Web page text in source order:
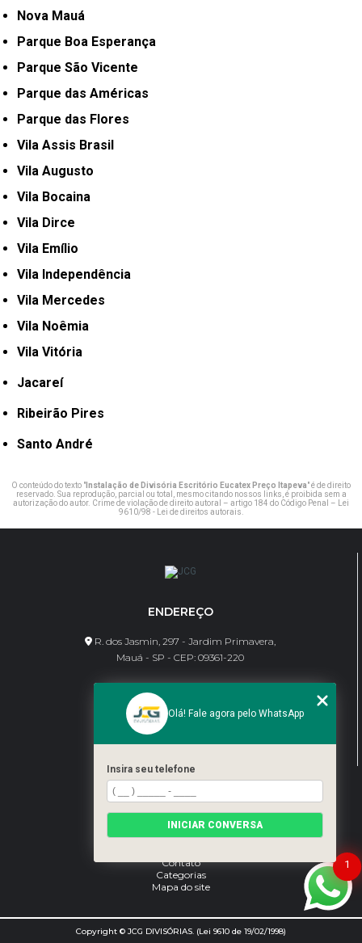
Nova Mauá
Parque Boa Esperança
Parque São Vicente
Parque das Américas
Parque das Flores
Vila Assis Brasil
Vila Augusto
Vila Bocaina
Vila Dirce
Vila Emílio
Vila Independência
Vila Mercedes
Vila Noêmia
Vila Vitória
Jacareí
Ribeirão Pires
Santo André
O conteúdo do texto " Instalação de Divisória Escritório Eucatex Preço Itapeva" é de direito
reservado. Sua reprodução, parcial ou total, mesmo citando nossos links, é proibida sem a
autorização do autor. Crime de violação de direito autoral – artigo 184 do Código Penal – Lei
9610/98 - Lei de direitos autorais.
ENDEREÇO
R. dos Jasmin, 297 - Jardim Primavera,
Mauá - SP - CEP: 09361-220
CONTATO
(11) 95462-8630
bene@jcgdivisorias.com
Home
Sobre Nós
Serviços
Contato
Categorias
Mapa do site
Copyright © JCG DIVISÓRIAS. (Lei 9610 de 19/02/1998)
1
Olá! Fale agora pelo WhatsApp
Insira seu telefone
INICIAR CONVERSA